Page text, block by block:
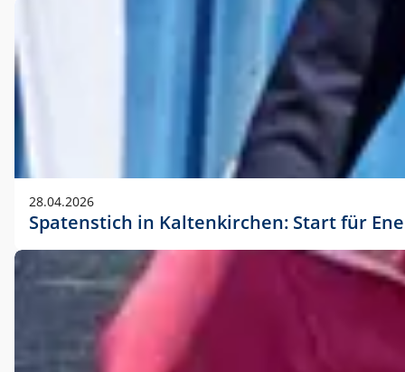
28.04.2026
Spatenstich in Kaltenkirchen: Start für